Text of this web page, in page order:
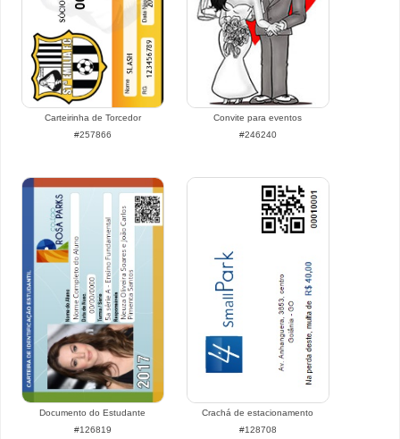
Carteirinha de Torcedor
#257866
Convite para eventos
#246240
Documento do Estudante
#126819
Crachá de estacionamento
#128708